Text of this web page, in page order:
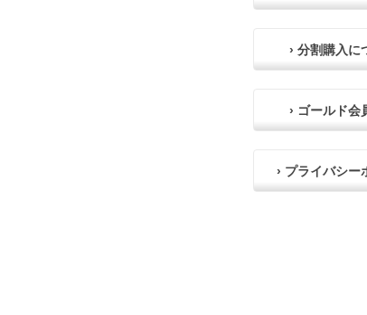
› 分割購入に
› ゴールド会
› プライバシー